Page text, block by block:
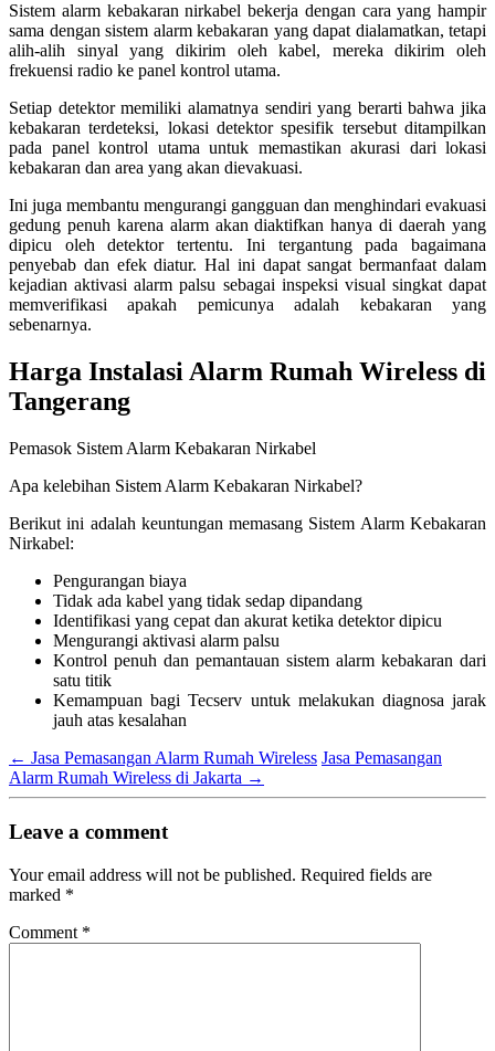
Sistem alarm kebakaran nirkabel bekerja dengan cara yang hampir
sama dengan sistem alarm kebakaran yang dapat dialamatkan, tetapi
alih-alih sinyal yang dikirim oleh kabel, mereka dikirim oleh
frekuensi radio ke panel kontrol utama.
Setiap detektor memiliki alamatnya sendiri yang berarti bahwa jika
kebakaran terdeteksi, lokasi detektor spesifik tersebut ditampilkan
pada panel kontrol utama untuk memastikan akurasi dari lokasi
kebakaran dan area yang akan dievakuasi.
Ini juga membantu mengurangi gangguan dan menghindari evakuasi
gedung penuh karena alarm akan diaktifkan hanya di daerah yang
dipicu oleh detektor tertentu. Ini tergantung pada bagaimana
penyebab dan efek diatur. Hal ini dapat sangat bermanfaat dalam
kejadian aktivasi alarm palsu sebagai inspeksi visual singkat dapat
memverifikasi apakah pemicunya adalah kebakaran yang
sebenarnya.
Harga Instalasi Alarm Rumah Wireless di
Tangerang
Pemasok Sistem Alarm Kebakaran Nirkabel
Apa kelebihan Sistem Alarm Kebakaran Nirkabel?
Berikut ini adalah keuntungan memasang Sistem Alarm Kebakaran
Nirkabel:
Pengurangan biaya
Tidak ada kabel yang tidak sedap dipandang
Identifikasi yang cepat dan akurat ketika detektor dipicu
Mengurangi aktivasi alarm palsu
Kontrol penuh dan pemantauan sistem alarm kebakaran dari
satu titik
Kemampuan bagi Tecserv untuk melakukan diagnosa jarak
jauh atas kesalahan
← Jasa Pemasangan Alarm Rumah Wireless Jasa Pemasangan
Alarm Rumah Wireless di Jakarta →
Leave a comment
Your email address will not be published. Required fields are
marked *
Comment *